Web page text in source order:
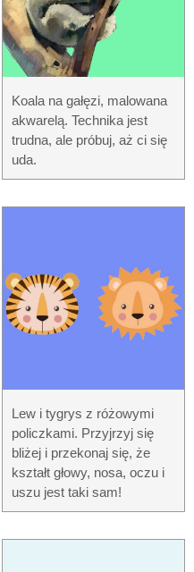
Koala na gałęzi, malowana
akwarelą. Technika jest
trudna, ale próbuj, aż ci się
uda.
Lew i tygrys z różowymi
policzkami. Przyjrzyj się
bliżej i przekonaj się, że
kształt głowy, nosa, oczu i
uszu jest taki sam!